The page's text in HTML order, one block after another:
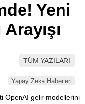
TikTok
Pinterest
Telegram
Yeni
TÜM YAZILARI
Yapay Zeka Haberleri